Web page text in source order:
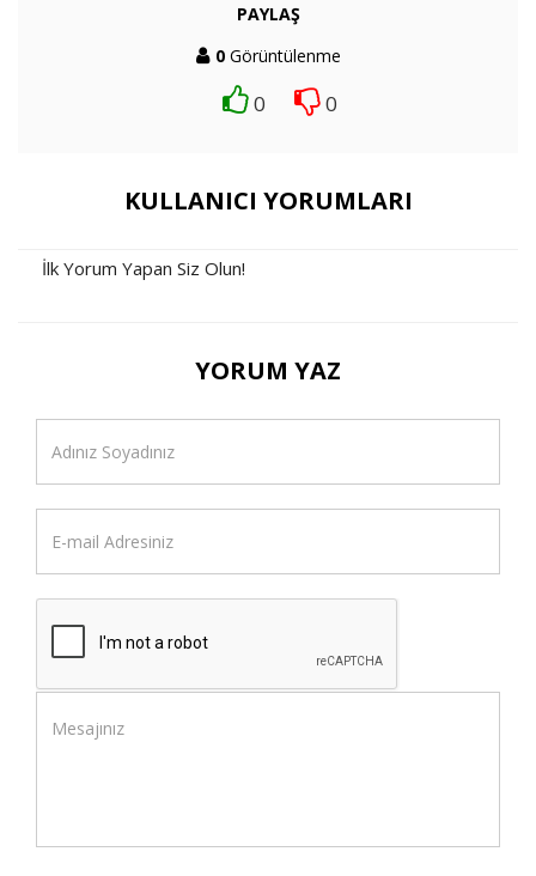
PAYLAŞ
0Görüntülenme
0 0
KULLANICI YORUMLARI
İlk Yorum Yapan Siz Olun!
YORUM YAZ